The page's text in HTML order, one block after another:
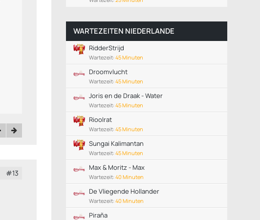
#13
WARTEZEITEN NIEDERLANDE
RidderStrijd
Wartezeit: 45 Minuten
Droomvlucht
Wartezeit: 45 Minuten
Joris en de Draak - Water
Wartezeit: 45 Minuten
Rioolrat
Wartezeit: 45 Minuten
Sungai Kalimantan
Wartezeit: 45 Minuten
Max & Moritz - Max
Wartezeit: 40 Minuten
De Vliegende Hollander
Wartezeit: 40 Minuten
Piraña